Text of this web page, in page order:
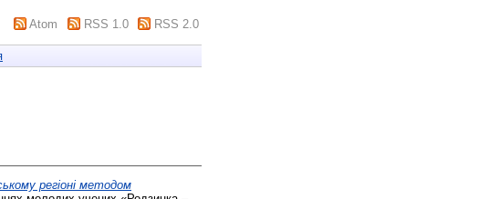
Atom RSS 1.0 RSS 2.0
регіоні методом